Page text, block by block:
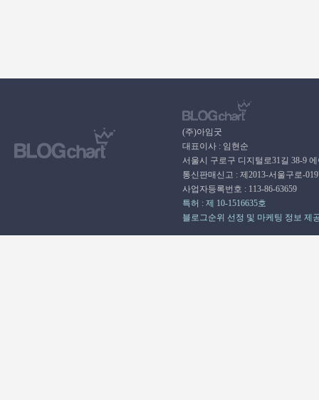
(주)아임굿
대표이사 : 임현순
서울시 구로구 디지털로31길 38-9
통신판매신고 : 제2013-서울구로-
사업자등록번호 : 113-86-63659
특허 : 제 10-1516635호
블로그순위 선정 및 마케팅 정보 제